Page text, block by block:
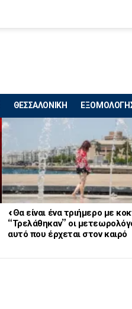
ΘΕΣΣΑΛΟΝΙΚΗ
«Θα είναι ένα τριήμερο με
“Τρελάθηκαν” οι
αυτό που έρχεται στον καιρό